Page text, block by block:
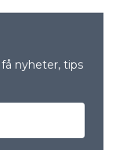
nyheter, tips